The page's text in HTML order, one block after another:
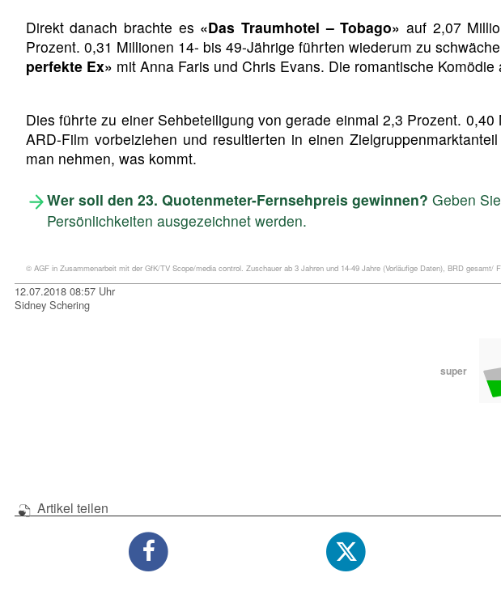
Direkt danach brachte es «Das Traumhotel – Tobago» auf 2,07
Prozent. 0,31 Millionen 14- bis 49-Jährige führten wiederum zu
perfekte Ex» mit Anna Faris und Chris Evans. Die romantische
Dies führte zu einer Sehbeteiligung von gerade einmal 2,3 Prozent.
ARD-Film vorbeiziehen und resultierten in einen
man nehmen, was kommt.
Wer soll den 23. Quotenmeter-Fernsehpreis gewinnen? Geben
Persönlichkeiten ausgezeichnet werden.
© AGF in Zusammenarbeit mit der GfK/TV Scope/media control. Zuschauer ab 3 Jahren und 14-49 Jahre (Vorläufige Daten), BRD gesamt/
12.07.2018 08:57 Uhr
Sidney Schering
super
Artikel teilen